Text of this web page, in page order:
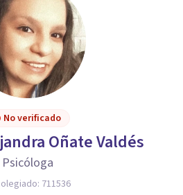
No verificado
Oñate Valdés
Psicóloga
711536